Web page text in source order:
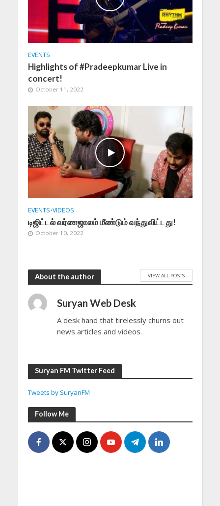
EVENTS
Highlights of #Pradeepkumar Live in
concert!
October 11, 2022
EVENTS•VIDEOS
டிஜிட்டல் வர்ணஜாலம் மீண்டும் வந்துவிட்டது!
October 10, 2022
About the author VIEW ALL POSTS
Suryan Web Desk
A desk hand that tirelessly churns out
news articles and videos.
Suryan FM Twitter Feed
Tweets by SuryanFM
Follow Me